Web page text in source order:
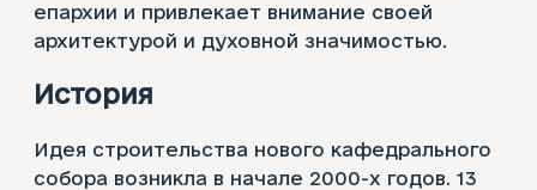
епархии и привлекает внимание своей
архитектурой и духовной значимостью.
История
Идея строительства нового кафедрального
собора возникла в начале 2000-х годов. 13